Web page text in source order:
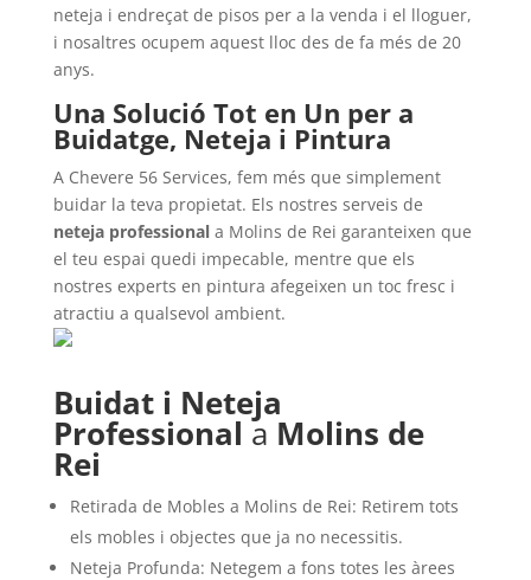
neteja i endreçat de pisos per a la venda i el lloguer,
i nosaltres ocupem aquest lloc des de fa més de 20
anys.
Una Solució Tot en Un per a
Buidatge, Neteja i Pintura
A Chevere 56 Services, fem més que simplement
buidar la teva propietat. Els nostres serveis de
neteja professionala Molins de Rei garanteixen que
el teu espai quedi impecable, mentre que els
nostres experts en pintura afegeixen un toc fresc i
atractiu a qualsevol ambient.
Buidat i Neteja
Professional a Molins de
Rei
Retirada de Mobles a Molins de Rei: Retirem tots
els mobles i objectes que ja no necessitis.
Neteja Profunda: Netegem a fons totes les àrees